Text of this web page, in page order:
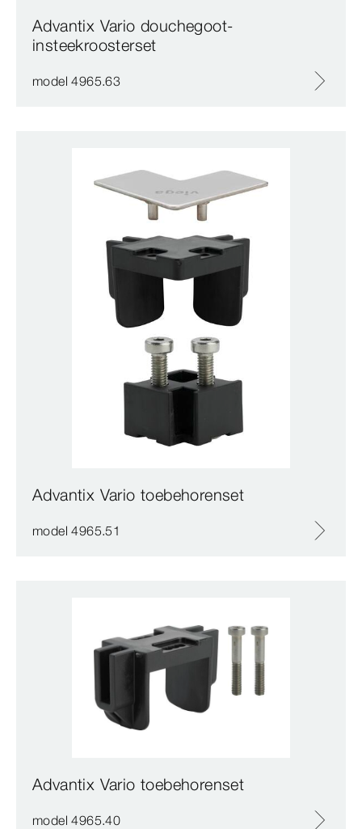
Advantix Vario douchegoot-
insteekroosterset
model 4965.63
Advantix Vario toebehorenset
model 4965.51
Advantix Vario toebehorenset
model 4965.40